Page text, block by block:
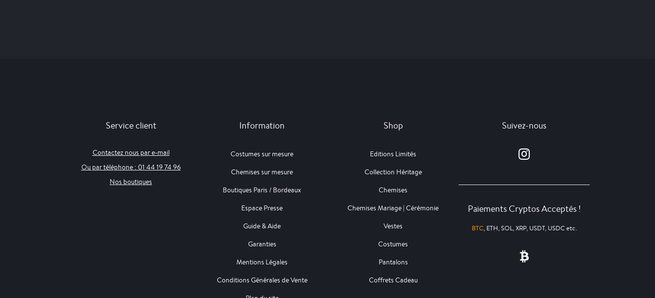
Service client
Contactez nous par e-mail
Ou par téléphone : 01 44 19 74 96
Nos boutiques
Information
Costumes sur mesure
Chemises sur mesure
Boutiques Paris / Bordeaux
Espace Presse
Guide & Aide
Garanties
Mentions Légales
Conditions Générales de Vente
Shop
Editions Limités
Collection Héritage
Chemises
Chemises Mariage | Cérémonie
Vestes
Costumes
Pantalons
Coffrets Cadeau
Suivez-nous
Paiements Cryptos Acceptés !
BTC, ETH, SOL, XRP, USDT, USDC etc.